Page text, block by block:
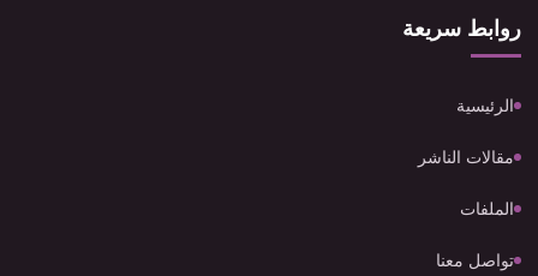
روابط سريعة
الرئيسية
مقالات الناشر
الملفات
تواصل معنا